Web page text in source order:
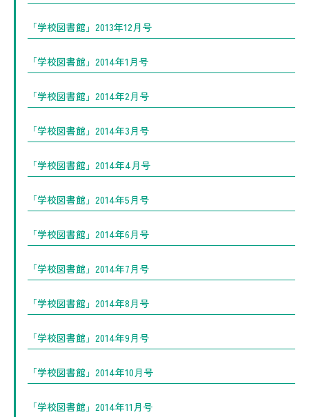
「学校図書館」2013年12月号
「学校図書館」2014年1月号
「学校図書館」2014年2月号
「学校図書館」2014年3月号
「学校図書館」2014年4月号
「学校図書館」2014年5月号
「学校図書館」2014年6月号
「学校図書館」2014年7月号
「学校図書館」2014年8月号
「学校図書館」2014年9月号
「学校図書館」2014年10月号
「学校図書館」2014年11月号